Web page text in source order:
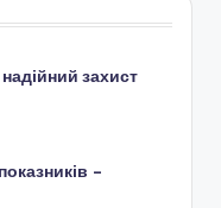
захист
–